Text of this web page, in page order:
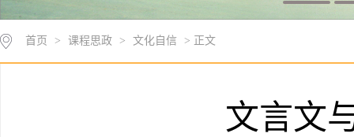
首页 > 课程思政 > 文化自信 > 正文
文言文